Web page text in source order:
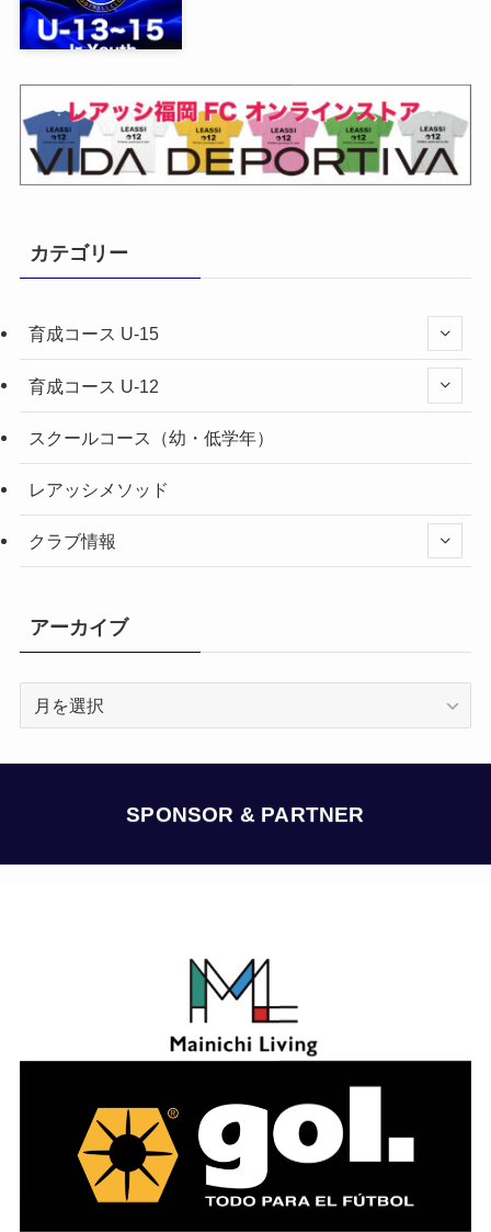
カテゴリー
育成コース U-15
育成コース U-12
スクールコース（幼・低学年）
レアッシメソッド
クラブ情報
アーカイブ
SPONSOR & PARTNER